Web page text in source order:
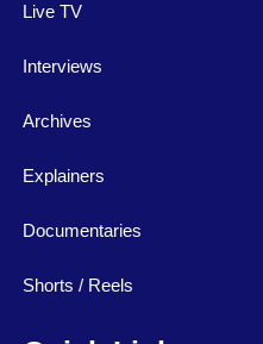
Live TV
Interviews
Archives
Explainers
Documentaries
Shorts / Reels